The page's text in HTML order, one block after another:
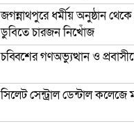
জগন্নাথপুরে ধর্মীয় অনুষ্ঠান
ডুবিতে চারজন নিখোঁজ
চব্বিশের গণঅভ্যুত্থান ও
সিলেট সেন্ট্রাল ডেন্টাল কলেজে